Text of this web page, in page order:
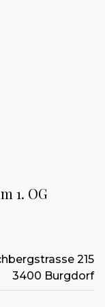
1. OG
215
3400 Burgdorf